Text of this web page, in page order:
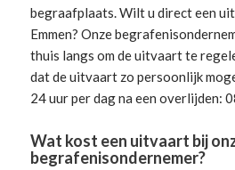
begraafplaats. Wilt u direct een
Emmen? Onze
thuis langs om de uitvaart te
dat de uitvaart zo persoonlijk
24 uur per dag na een overlijden:
Wat kost een uitvaart bij
begrafenisondernemer?